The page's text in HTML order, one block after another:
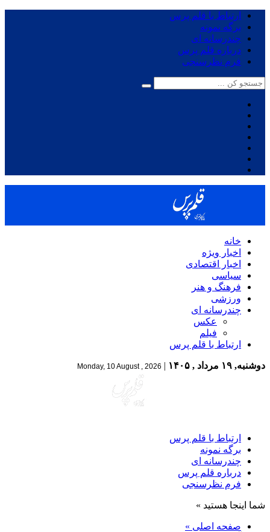
ارتباط با قلم پرس
برگه نمونه
چندرسانه ای
درباره قلم پرس
فرم نظرسنجی
خانه
اخبار ویژه
اخبار اقتصادی
سیاسی
فرهنگ و هنر
ورزشی
چندرسانه ای
عکس
فیلم
ارتباط با قلم پرس
دوشنبه, ۱۹ مرداد , ۱۴۰۵ |
Monday, 10 August , 2026
ارتباط با قلم پرس
برگه نمونه
چندرسانه ای
درباره قلم پرس
فرم نظرسنجی
شما اینجا هستید »
صفحه اصلی »